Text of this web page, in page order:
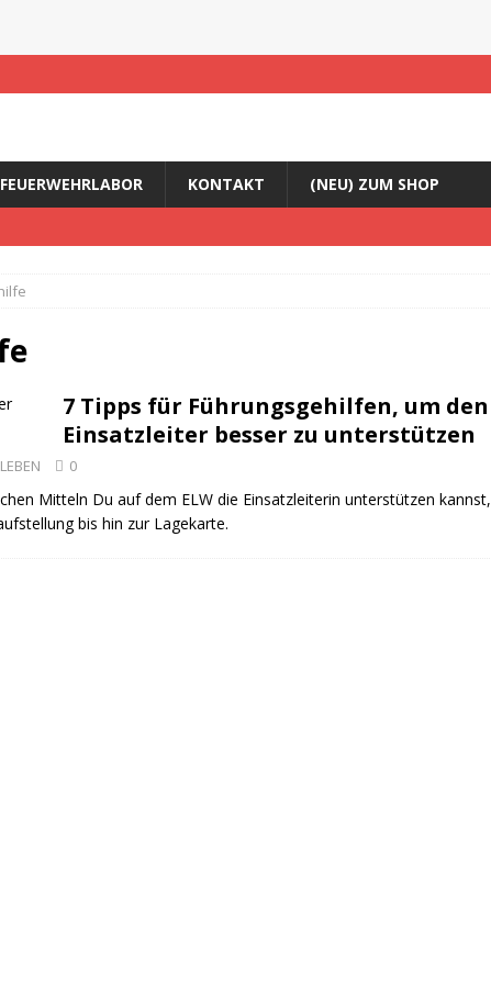
FEUERWEHRLABOR KONTAKT (NEU) ZUM SHOP
7 Tipps für Führungsgehilfen, um den
Einsatzleiter besser zu unterstützen
0
Mitteln Du auf dem ELW die Einsatzleiterin unterstützen kannst,
bis hin zur Lagekarte.